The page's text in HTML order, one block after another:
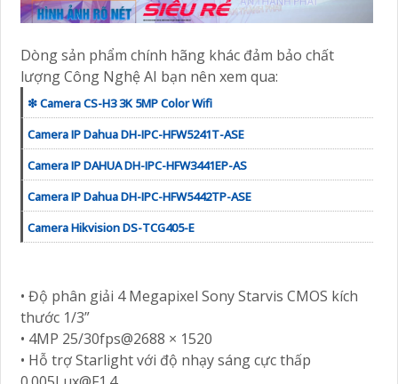
Dòng sản phẩm chính hãng khác đảm bảo chất
lượng Công Nghệ AI bạn nên xem qua:
❇ Camera CS-H3 3K 5MP Color Wifi
Camera IP Dahua DH-IPC-HFW5241T-ASE
Camera IP DAHUA DH-IPC-HFW3441EP-AS
Camera IP Dahua DH-IPC-HFW5442TP-ASE
Camera Hikvision DS-TCG405-E
• Độ phân giải 4 Megapixel Sony Starvis CMOS kích
thước 1/3”
• 4MP 25/30fps@2688 × 1520
• Hỗ trợ Starlight với độ nhạy sáng cực thấp